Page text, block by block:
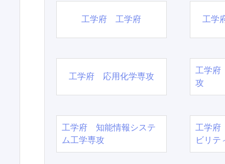
工学府 工学府 工学
工学府 応用化学専攻
工学府
攻
工学府 知能情報システ
ム工学専攻
工学府
ビリテ